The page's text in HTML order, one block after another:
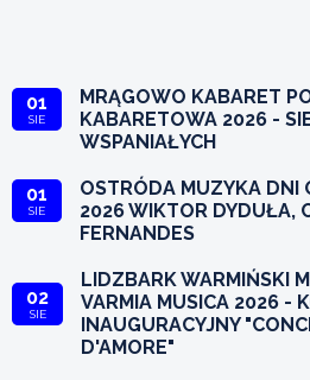
01
SIE
MRĄGOWO KABARET
KABARETOWA 2026 -
WSPANIAŁYCH
01
SIE
OSTRÓDA MUZYKA DNI
2026 WIKTOR DYDUŁA,
FERNANDES
02
SIE
LIDZBARK WARMIŃSKI
VARMIA MUSICA 2026 -
INAUGURACYJNY
D'AMORE"